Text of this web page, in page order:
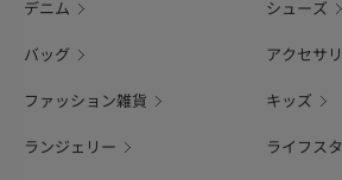
デニム シューズ
バッグ アクセサ
ファッション雑貨 キッズ
ランジェリー ライフス